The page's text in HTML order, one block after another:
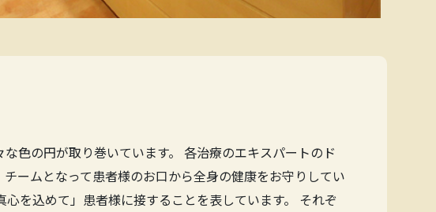
色の円が取り巻いています。 各治療のエキスパートのド
ームとなって患者様のお口から全身の健康をお守りしてい
を込めて」患者様に接することを表しています。 それぞ